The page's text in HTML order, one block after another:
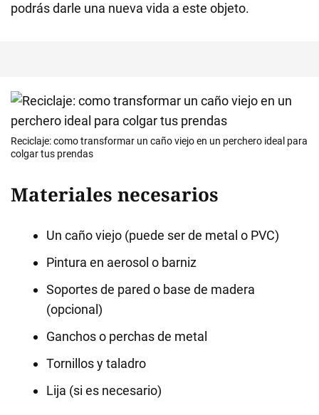
podrás darle una nueva vida a este objeto.
Reciclaje: como transformar un caño viejo en un perchero ideal para
colgar tus prendas
Materiales necesarios
Un caño viejo (puede ser de metal o PVC)
Pintura en aerosol o barniz
Soportes de pared o base de madera
(opcional)
Ganchos o perchas de metal
Tornillos y taladro
Lija (si es necesario)